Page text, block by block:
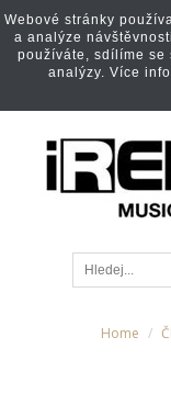
Home
Webové stránky
a analýze
používáte, sdílíme se
analýzy. Více